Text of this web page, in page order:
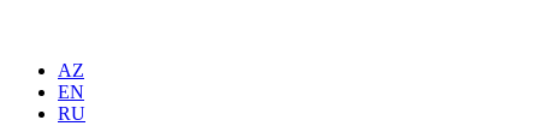
AZ
EN
RU